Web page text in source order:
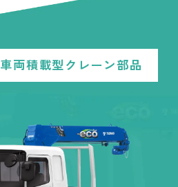
車両積載型クレーン部品